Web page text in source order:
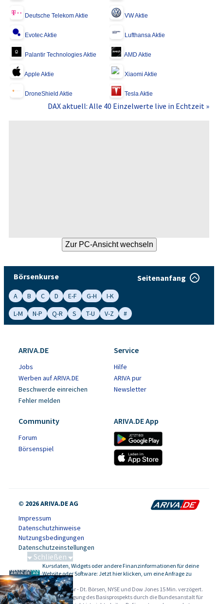
Deutsche Telekom Aktie VW Aktie
Evotec Aktie Lufthansa Aktie
Palantir Technologies Aktie AMD Aktie
Apple Aktie Xiaomi Aktie
DroneShield Aktie Tesla Aktie
DAX aktuell: Alle 40 Einzelwerte live in Echtzeit »
Börsenkurse Seitenanfang
A B C D E-F G-H
I-K
L-M
N-P Q-R S T-U V-Z #
ARIVA.DE
Jobs
Werben auf ARIVA.DE
Beschwerde einreichen
Fehler melden
Service
Hilfe
ARIVA pur
Newsletter
Community
Forum
Börsenspiel
ARIVA.DE App
© 2026 ARIVA.DE AG
Impressum
Datenschutzhinweise
Nutzungsbedingungen
Datenschutzeinstellungen
-
Kursdaten, Widgets oder andere Finanzinformationen für deine
Website oder Software: Jetzt hier klicken, um eine Anfrage zu
stellen.
Alle Angaben ohne Gewähr - Dt. Börsen, NYSE und Dow Jones 15 Min. verzögert.
Werbehinweise:Die Billigung des Basisprospekts durch die Bundesanstalt für
Schließen
Schwere Seltene Erden